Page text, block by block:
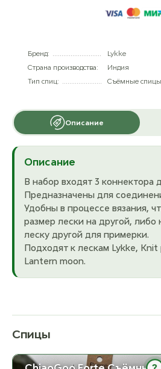
Бренд:
Lykke
Страна производства:
Индия
Тип спиц:
Съёмные спицы
Описание
Описание
В набор входят 3 коннектора
Предназначены для
Удобны в процессе вязания,
размер лески на другой, либо
леску другой для примерки.
Подходят к лескам Lykke, Knit
Lantern moon.
Спицы